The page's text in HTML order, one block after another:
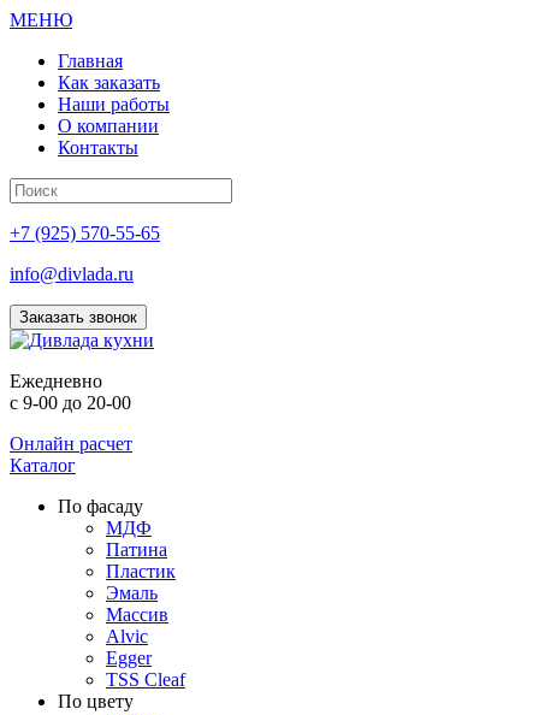
МЕНЮ
Главная
Как заказать
Наши работы
О компании
Контакты
+7 (925) 570-55-65
info@divlada.ru
Заказать звонок
Ежедневно
с 9-00 до 20-00
Онлайн расчет
Каталог
По фасаду
МДФ
Патина
Пластик
Эмаль
Массив
Alvic
Egger
TSS Cleaf
По цвету